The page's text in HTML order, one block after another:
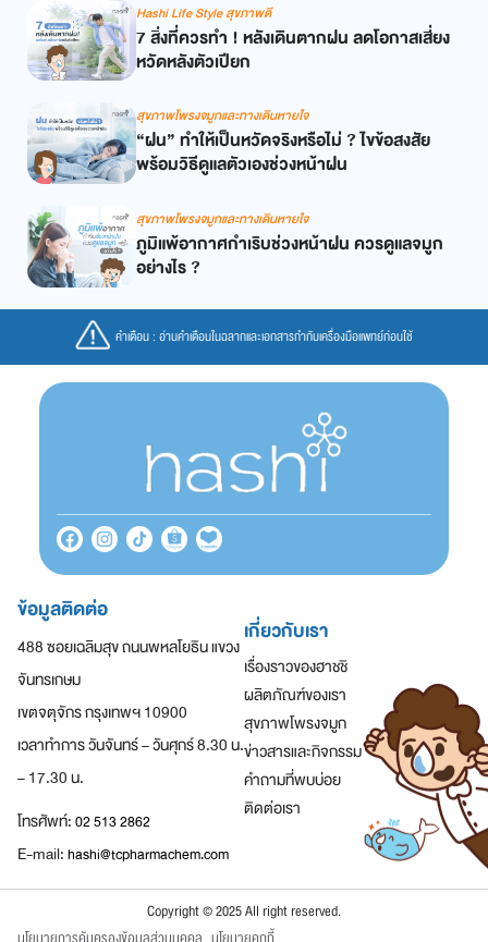
Hashi Life Style สุขภาพดี
7 สิ่งที่ควรทำ ! หลังเดินตากฝน ลดโอกาสเสี่ยง
หวัดหลังตัวเปียก
สุขภาพโพรงจมูกและทางเดินหายใจ
“ฝน” ทำให้เป็นหวัดจริงหรือไม่ ? ไขข้อสงสัย
พร้อมวิธีดูแลตัวเองช่วงหน้าฝน
สุขภาพโพรงจมูกและทางเดินหายใจ
ภูมิแพ้อากาศกำเริบช่วงหน้าฝน ควรดูแลจมูก
อย่างไร ?
คำเตือน : อ่านคำเตือนในฉลากและเอกสารกำกับเครื่องมือแพทย์ก่อนใช้
ข้อมูลติดต่อ
488 ซอยเฉลิมสุข ถนนพหลโยธิน แขวง
จันทรเกษม
เขตจตุจักร กรุงเทพฯ 10900
เวลาทำการ วันจันทร์ – วันศุกร์ 8.30 น.
– 17.30 น.
โทรศัพท์:02 513 2862
E-mail:hashi@tcpharmachem.com
เกี่ยวกับเรา
เรื่องราวของฮาชชิ
ผลิตภัณฑ์ของเรา
สุขภาพโพรงจมูก
ข่าวสารและกิจกรรม
คำถามที่พบบ่อย
ติดต่อเรา
Copyright © 2025 All right reserved.